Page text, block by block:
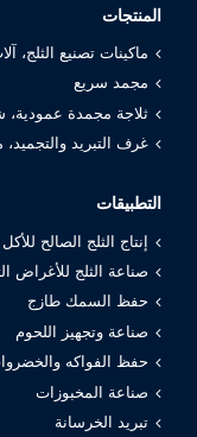
المنتجات
ماكينات تصنيع الثلج،
مجمد سريع
ثلاجة مجمدة عمودية،
غرف التبريد
التطبيقات
إنتاج الثلج الصالح للأكل
صناعة الثلج للأغراض
حفظ السمك طازج
صناعة وتجهيز اللحوم
حفظ الفواكه
صناعة المخبوزات
تبريد الخرسانة